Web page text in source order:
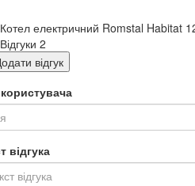
Котел електричний Romstal Habitat
Відгуки 2
відгук
відгука